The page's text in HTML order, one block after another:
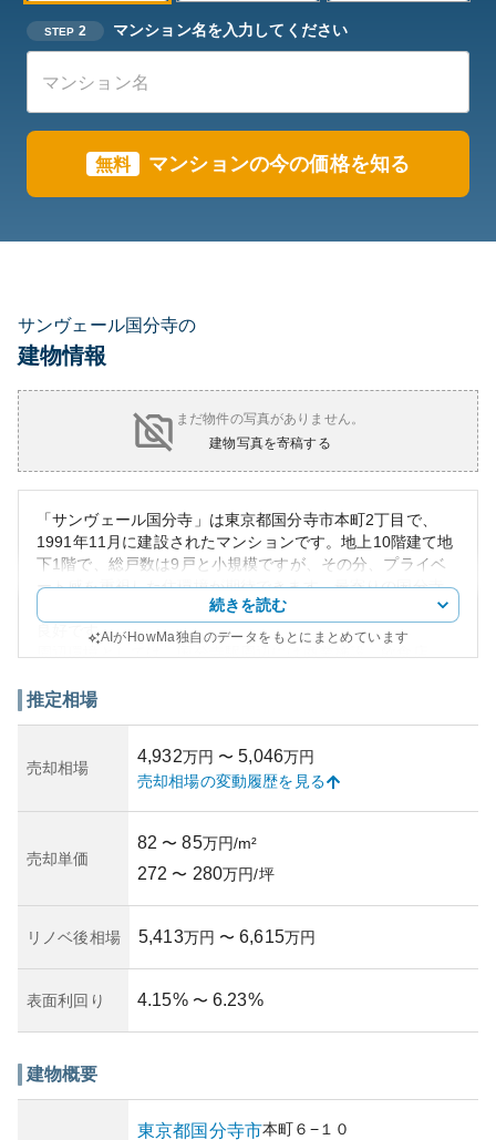
STEP 2 マンション名を入力してください
無料 マンションの今の価格を知る
サンヴェール国分寺の
建物情報
まだ物件の写真がありません。
建物写真を寄稿する
「サンヴェール国分寺」は東京都国分寺市本町2丁目で、
1991年11月に建設されたマンションです。地上10階建て地
下1階で、総戸数は9戸と小規模ですが、その分、プライベ
ート感を重視した住環境が期待できます。最寄りの国分寺
駅へは徒歩4分の距離で、JR中央本線へのアクセスが非常に
良好です。
しむことができます。外観は1990年代初頭のデザインが採
建物の老朽化や日常的なメンテナンスの状況が資産価値に
影響を与える可能性があります。
資産性については、国分寺という立地の良さから中長期的
設備の近代化が課題となることがあります。所有リスク
は、入居者数が少ないため、管理組合の財務状況が安定し
す。
続きを読む
AIがHowMa独自のデータをもとにまとめています
推定相場
売却相場
4,932万円 〜 5,046万円
売却相場の変動履歴を見る
売却単価
82 〜 85万円/m²
272 〜 280万円/坪
リノベ後相場 5,413万円 〜 6,615万円
表面利回り 4.15% 〜 6.23%
建物概要
東京都国分寺市本町６−１０